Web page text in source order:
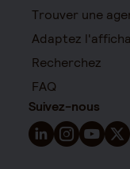
Trouver une
Adaptez
Recherchez
FAQ
Suivez-nous
Suivez-nous sur
Suivez-nous
Suivez-